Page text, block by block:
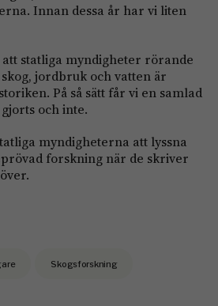
Innan dessa år har vi liten
statliga myndigheter rörande
jordbruk och vatten är
På så sätt får vi en samlad
och inte.
myndigheterna att lyssna
forskning när de skriver
Skogsforskning